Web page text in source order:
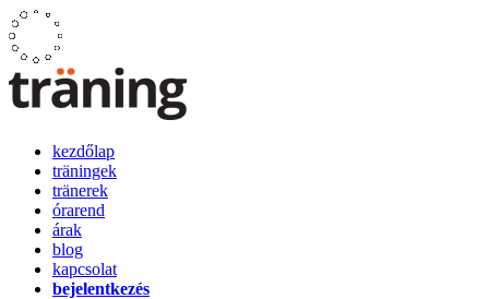
kezdőlap
träningek
tränerek
órarend
árak
blog
kapcsolat
bejelentkezés